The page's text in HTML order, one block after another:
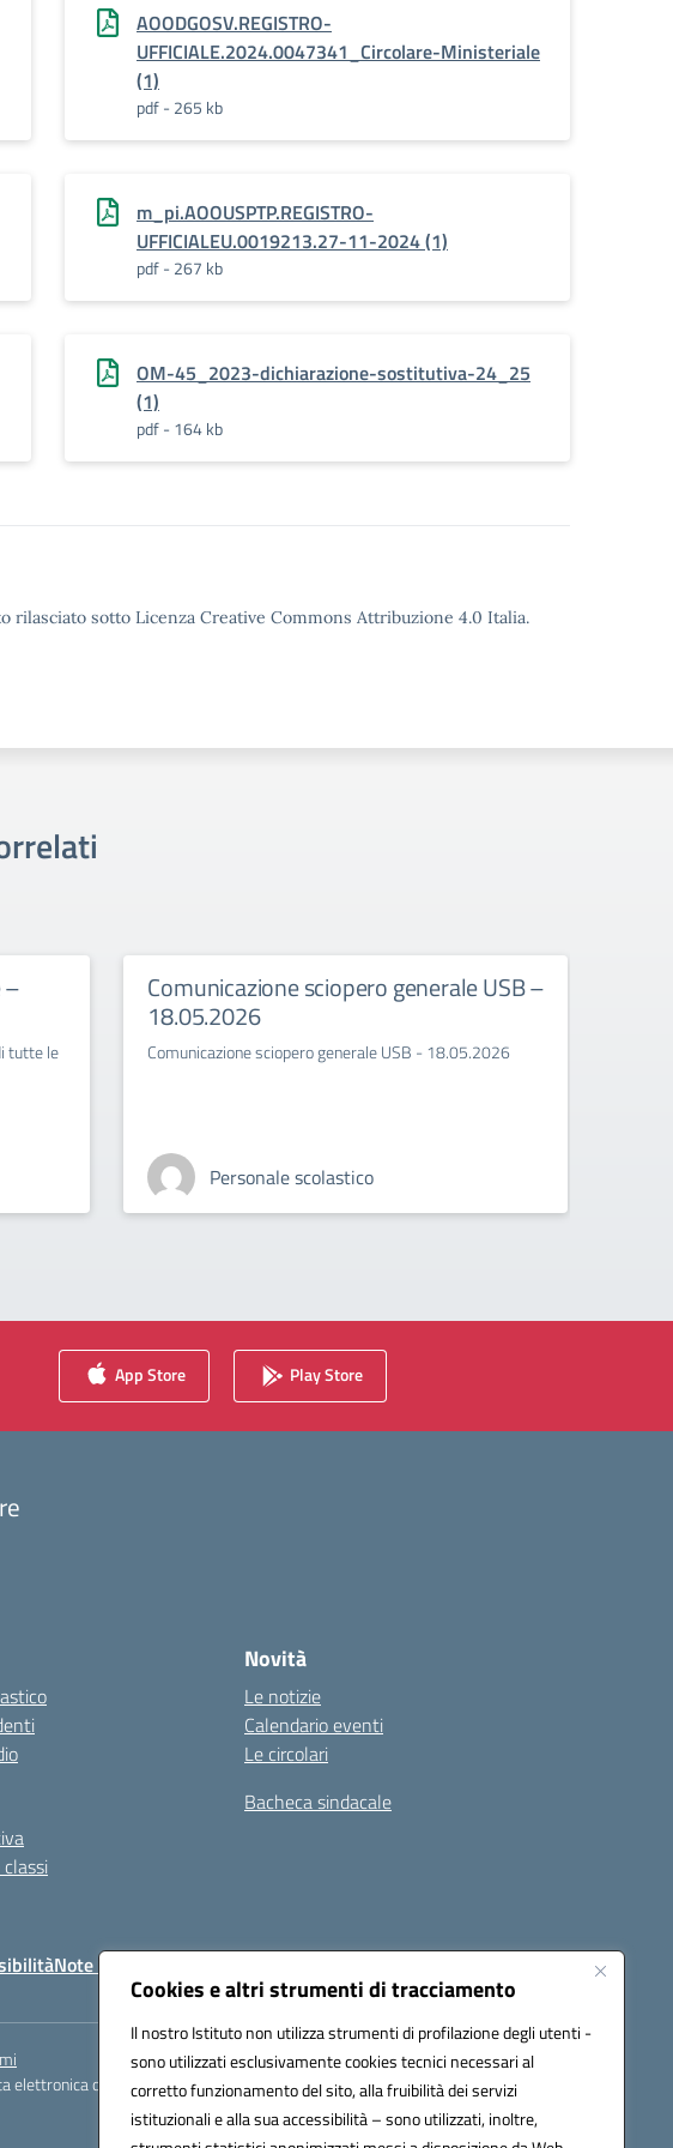
Cookies e altri strumenti di tracciamento
Il nostro Istituto non utilizza strumenti di profilazione degli utenti -
sono utilizzati esclusivamente cookies tecnici necessari al
corretto funzionamento del sito, alla fruibilità dei servizi
istituzionali e alla sua accessibilità – sono utilizzati, inoltre,
AOODGOSV.REGISTRO-
UFFICIALE.2024.0047341_Circolare-Ministeriale
(1)
pdf - 265 kb
m_pi.AOOUSPTP.REGISTRO-
UFFICIALEU.0019213.27-11-2024 (1)
pdf - 267 kb
OM-45_2023-dichiarazione-sostitutiva-24_25
(1)
pdf - 164 kb
rilasciato sotto Licenza Creative Commons Attribuzione 4.0 Italia.
–
tutte le
Comunicazione sciopero generale USB –
18.05.2026
Comunicazione sciopero generale USB - 18.05.2026
Personale scolastico
App Store Play Store
Novità
Le notizie
Calendario eventi
Le circolari
Bacheca sindacale
Note legali Seguici su:
elettronica certificata (PEC):tpis002005@pec.istruzione.it